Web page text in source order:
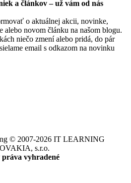
a článkov – už vám od nás
o aktuálnej akcii, novinke,
alebo novom článku na našom blogu.
niečo zmení alebo pridá, do pár
email s odkazom na novinku
© 2007-2026 IT LEARNING
s.r.o.
práva vyhradené